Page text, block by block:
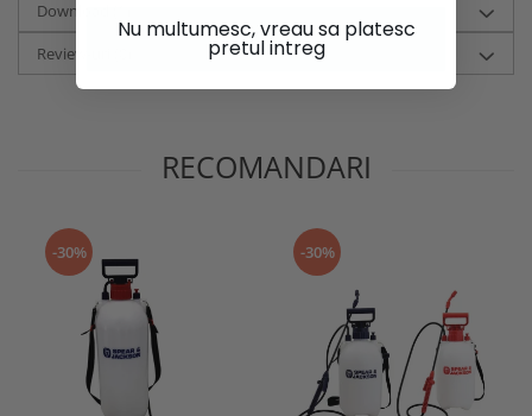
Download (1)
Review-uri
RECOMANDARI
-30% -30%
Nu multumesc, vreau sa platesc
pretul intreg